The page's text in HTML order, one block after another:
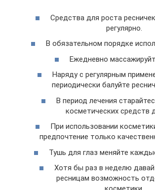
Средства для роста
регулярно.
В обязательном порядке
Ежедневно
Наряду с регулярным
периодически балуйте
В период лечения
косметических средств
При использовании
предпочтение только
Тушь для глаз меняйте
Хотя бы раз в неделю
ресницам возможность